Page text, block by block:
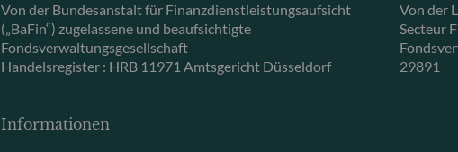
Von der Bundesanstalt für Finanzdienstleistungsaufsicht
(„BaFin“) zugelassene und beaufsichtigte
Fondsverwaltungsgesellschaft
Handelsregister : HRB 11971 Amtsgericht Düsseldorf
Von der
Secteur
29891
Informationen